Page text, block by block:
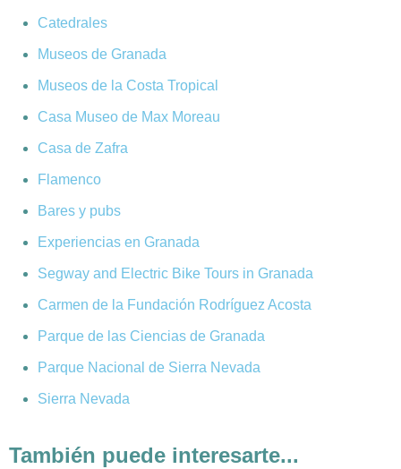
Catedrales
Museos de Granada
Museos de la Costa Tropical
Casa Museo de Max Moreau
Casa de Zafra
Flamenco
Bares y pubs
Experiencias en Granada
Segway and Electric Bike Tours in Granada
Carmen de la Fundación Rodríguez Acosta
Parque de las Ciencias de Granada
Parque Nacional de Sierra Nevada
Sierra Nevada
También puede interesarte...